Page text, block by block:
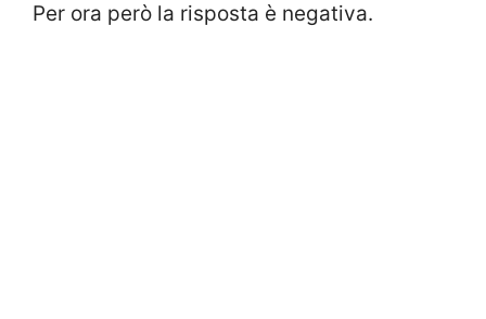
Per ora però la risposta è negativa.